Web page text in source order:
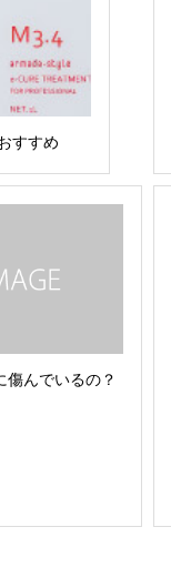
すすめ
傷んでいるの？